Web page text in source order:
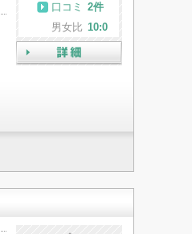
口コミ
2件
男女比 10:0